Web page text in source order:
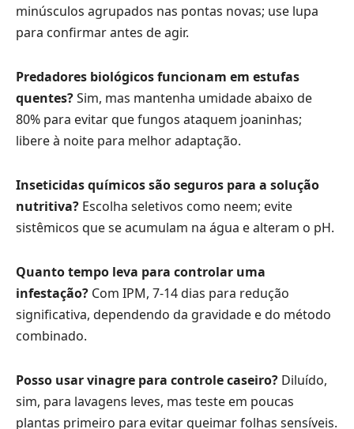
minúsculos agrupados nas pontas novas; use lupa
para confirmar antes de agir.
Predadores biológicos funcionam em estufas
quentes?Sim, mas mantenha umidade abaixo de
80% para evitar que fungos ataquem joaninhas;
libere à noite para melhor adaptação.
Inseticidas químicos são seguros para a solução
nutritiva? Escolha seletivos como neem; evite
sistêmicos que se acumulam na água e alteram o pH.
Quanto tempo leva para controlar uma
infestação? Com IPM, 7-14 dias para redução
significativa, dependendo da gravidade e do método
combinado.
Posso usar vinagre para controle caseiro? Diluído,
sim, para lavagens leves, mas teste em poucas
plantas primeiro para evitar queimar folhas sensíveis.